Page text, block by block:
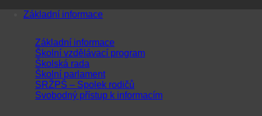
PřeskočitZákladní informace
Základní informace
Školní vzdělávací program
Školská rada
Školní parlament
SRŽPŠ – Spolek rodičů
Svobodný přístup k informacím